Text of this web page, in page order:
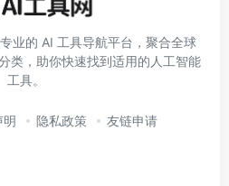
业的 AI 工具导航平台，聚合全球
类，助你快速找到适用的人工智能
工具。
明 隐私政策 友链申请